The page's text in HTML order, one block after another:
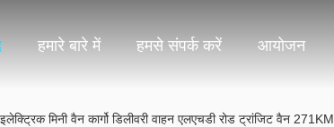
हमारे बारे में हमसे संपर्क करें आयोजन
मिनी वैन कार्गो डिलीवरी वाहन एलएचडी रोड ट्रांजिट वैन 271KM